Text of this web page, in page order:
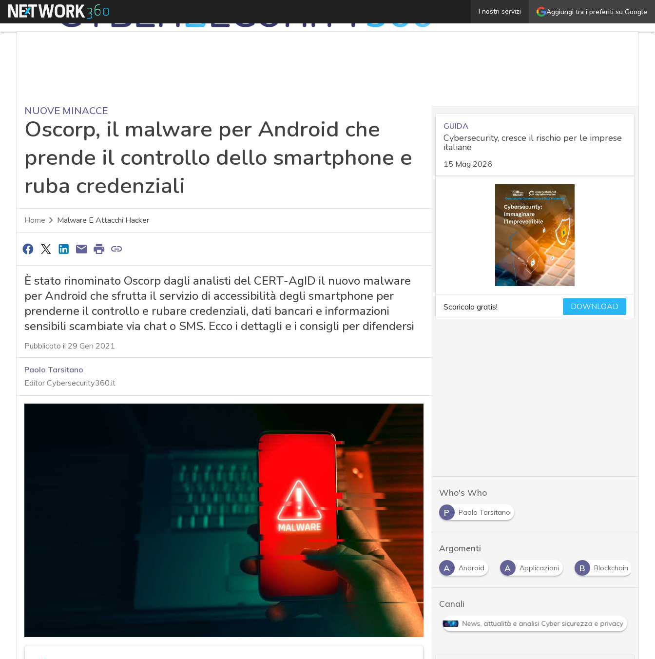
Aggiungi tra i preferiti su Google
I nostri servizi
Menu Oscorp, il malware per Android che prende il
NUOVE MINACCE
Oscorp, il malware per Android che
prende il controllo dello smartphone e
ruba credenziali
Home Malware E Attacchi Hacker
È stato rinominato Oscorp dagli analisti del CERT-AgID il nuovo malware
per Android che sfrutta il servizio di accessibilità degli smartphone per
prenderne il controllo e rubare credenziali, dati bancari e informazioni
sensibili scambiate via chat o SMS. Ecco i dettagli e i consigli per difendersi
Pubblicato il 29 Gen 2021
Paolo Tarsitano
Editor Cybersecurity360.it
GUIDA
Cybersecurity, cresce il rischio per le imprese
italiane
15 Mag 2026
Scaricalo gratis! DOWNLOAD
Who's Who
P
Paolo Tarsitano
Argomenti
A
Agid A Android A Applicazioni B Blockchain
Canali
Attacchi hacker e Malware: le ultime news in tempo reale e gli approfondimenti News, attualità e analisi Cyber sicurezza e privacy